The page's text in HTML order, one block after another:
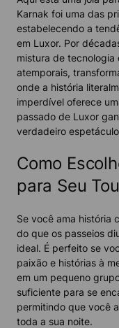
Karnak foi uma das
estabelecendo a
em Luxor. Por
mistura de tecnologia
atemporais,
onde a história
imperdível oferece
passado de Luxor
verdadeiro
Como
para Seu
Se você ama história
do que os passeios
ideal. É perfeito se
paixão e histórias à
em um pequeno
suficiente para se
permitindo que você
toda a sua noite.